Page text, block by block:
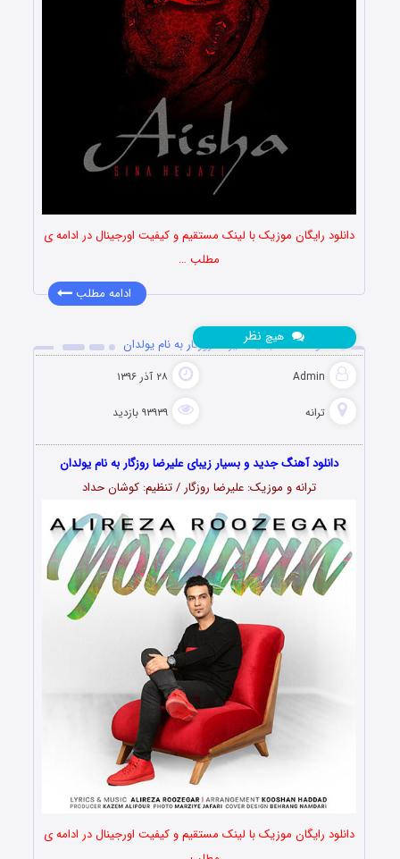
دانلود رایگان موزیک با لینک مستقیم و کیفیت اورجینال در ادامه ی
مطلب …
ادامه مطلب
دانلود آهنگ جدید علیرضا روزگار به نام یولدان
Admin ۲۸ آذر ۱۳۹۶
ترانه ۹۳۹۳۹ بازدید
هیچ نظر
دانلود آهنگ جدید و بسیار زیبای علیرضا روزگار به نام یولدان
ترانه و موزیک: علیرضا روزگار / تنظیم: کوشان حداد
دانلود رایگان موزیک با لینک مستقیم و کیفیت اورجینال در ادامه ی